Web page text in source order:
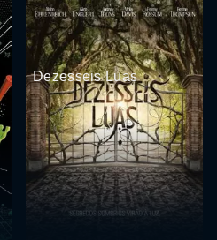
Dezesseis Luas